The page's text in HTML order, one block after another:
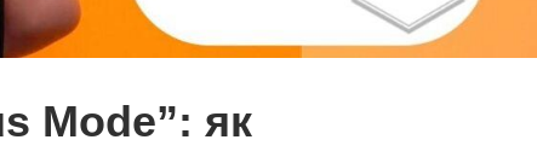
Mode”: як